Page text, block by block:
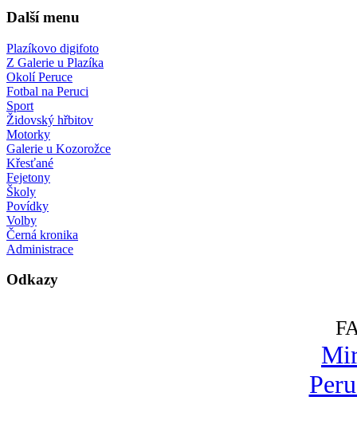
Další menu
Plazíkovo digifoto
Z Galerie u Plazíka
Okolí Peruce
Fotbal na Peruci
Sport
Židovský hřbitov
Motorky
Galerie u Kozorožce
Křesťané
Fejetony
Školy
Povídky
Volby
Černá kronika
Administrace
Odkazy